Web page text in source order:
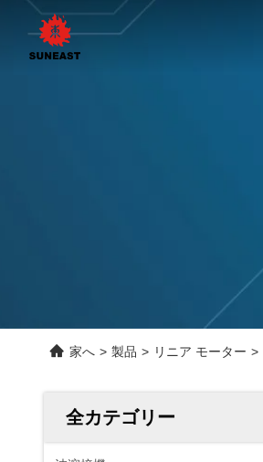
家へ > 製品 > リニア モーター >
全カテゴリー